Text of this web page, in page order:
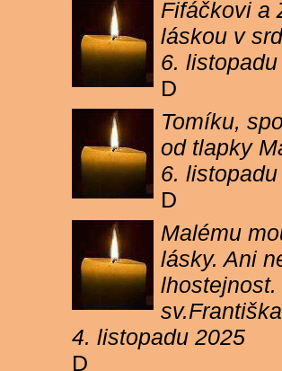
Fifáčkovi a
láskou v
6.
D
Tomíku,
od tlapky
6.
D
Malému
lásky. Ani
4. listopadu 2025
D